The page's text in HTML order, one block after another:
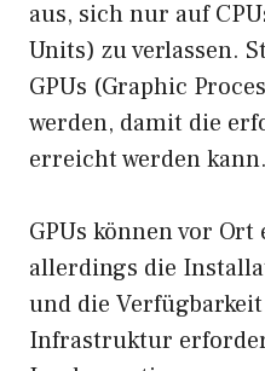
aus, sich nur auf
Units) zu verlassen.
GPUs (Graphic
werden, damit die
erreicht werden kann.
GPUs können vor Ort
allerdings die
und die
Infrastruktur